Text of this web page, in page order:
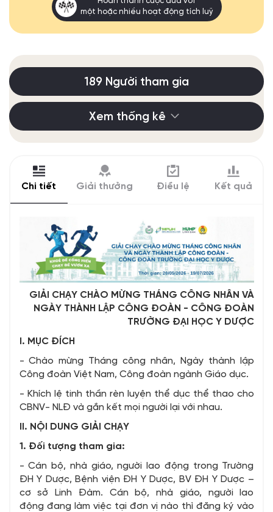
một hoặc nhiều hoạt động tích luỹ
189 Người tham gia
Xem thống kê
Chi tiết Giải thưởng Điều lệ Kết quả
GIẢI CHẠY CHÀO MỪNG THÁNG CÔNG NHÂN VÀ
NGÀY THÀNH LẬP CÔNG ĐOÀN - CÔNG ĐOÀN
TRƯỜNG ĐẠI HỌC Y DƯỢC
I. MỤC ĐÍCH
- Chào mừng Tháng công nhân, Ngày thành lập
Công đoàn Việt Nam, Công đoàn ngành Giáo dục.
- Khích lệ tinh thần rèn luyện thể dục thể thao cho
CBNV- NLĐ và gắn kết mọi người lại với nhau.
II. NỘI DUNG GIẢI CHẠY
1. Đối tượng tham gia:
- Cán bộ, nhà giáo, người lao động trong Trường
ĐH Y Dược, Bệnh viện ĐH Y Dược, BV ĐH Y Dược –
cơ sở Linh Đàm. Cán bộ, nhà giáo, người lao
động đang làm việc tại đơn vị nào thì đăng ký vào